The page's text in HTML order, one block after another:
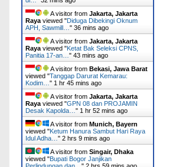
A visitor from Jakarta, Jakarta
Raya viewed "Diduga Dibekingi Oknum
APH, Sawmill… " 36 mins ago
A visitor from Jakarta, Jakarta
Raya viewed "Ketat Bak Seleksi CPNS,
Panitia 17-an… " 43 mins ago
A visitor from Bekasi, Jawa Barat
viewed "Tanggap Darurat Kemarau:
Kodim… " 1 hr 45 mins ago
A visitor from Jakarta, Jakarta
Raya viewed "GPN 08 dan PROJAMIN
Desak Kapolda… " 1 hr 52 mins ago
A visitor from Munich, Bayern
viewed "Ketum Hanura Sambut Hari Raya
Idul Adha… " 2 hrs 9 mins ago
A visitor from Singair, Dhaka
viewed "Bupati Bogor Janjikan